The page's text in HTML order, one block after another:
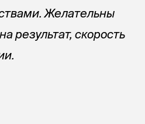
Желательны
результат, скорость